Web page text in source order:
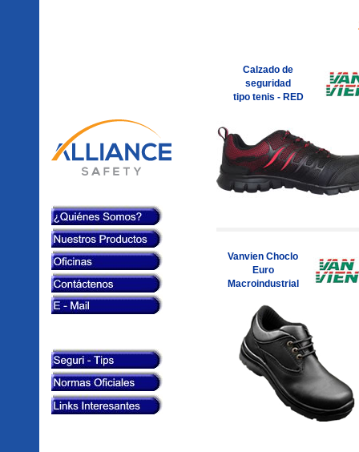
Calzado de
seguridad
tipo tenis - RED
Vanvien Choclo
Euro
Macroindustrial